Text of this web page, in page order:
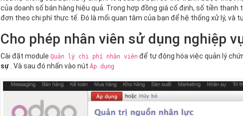
của doanh số bán hàng hiệu quả. Trong hợp đồng giá cố định, số tiền
đơn theo chi phí thực tế. Đó là mối quan tâm của bạn để hệ thống xử lý, và
Cho phép nhân viên sử dụng nghiệp
Cài đặt module Quản lý chi phí nhân viên để tự động hóa việc quản lý
sự . Và sau đó nhấn vào nút Áp dụng